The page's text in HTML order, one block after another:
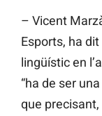
– Vicent
Esports, ha
lingüístic en
“ha de ser
que precisant,